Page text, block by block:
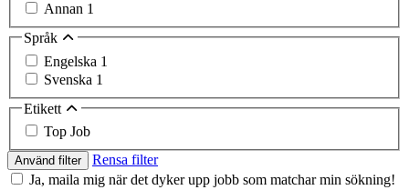
Annan 1
Språk
Engelska 1
Svenska 1
Etikett
Top Job
Använd filter
Rensa filter
Ja, maila mig när det dyker upp jobb som matchar min sökning!